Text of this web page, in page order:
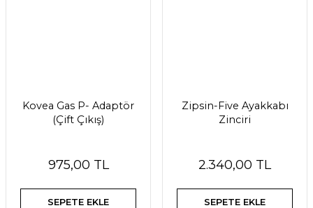
Kovea Gas P- Adaptör
(Çift Çıkış)
975,00 TL
SEPETE EKLE
Zipsin-Five Ayakkabı
Zinciri
2.340,00 TL
SEPETE EKLE